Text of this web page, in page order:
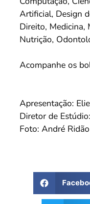
Artificial, Design
Direito, Medicina,
Nutrição,
Acompanhe os
Apresentação:
Diretor de
Foto: André